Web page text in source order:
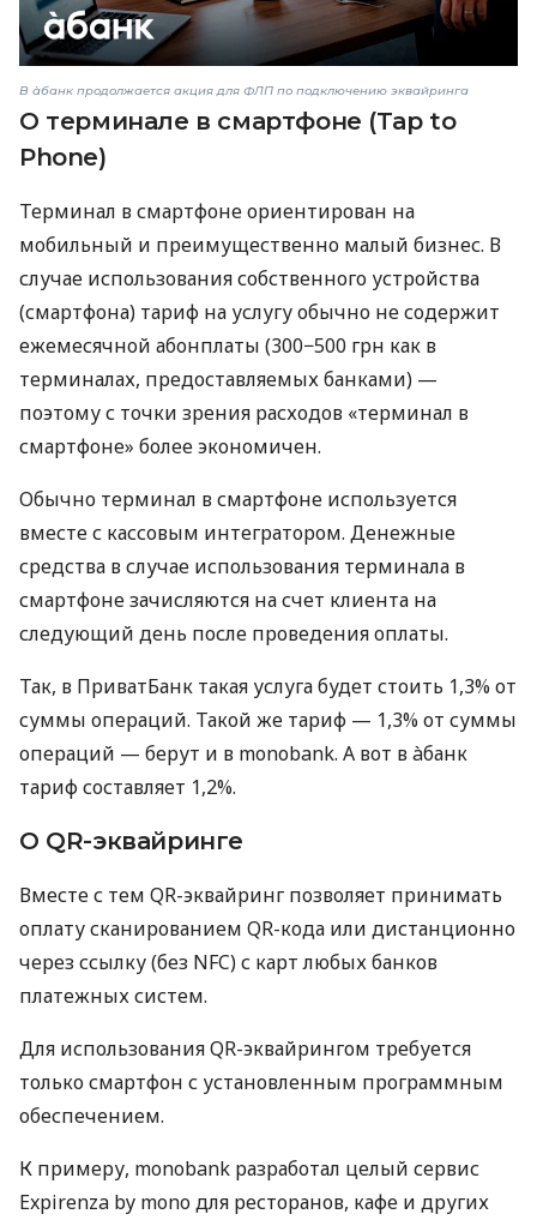
В àбанк продолжается акция для ФЛП по подключению эквайринга
О терминале в смартфоне (Tap to
Phone)
Терминал в смартфоне ориентирован на
мобильный и преимущественно малый бизнес. В
случае использования собственного устройства
(смартфона) тариф на услугу обычно не содержит
ежемесячной абонплаты (300−500 грн как в
терминалах, предоставляемых банками) —
поэтому с точки зрения расходов «терминал в
смартфоне» более экономичен.
Обычно терминал в смартфоне используется
вместе с кассовым интегратором. Денежные
средства в случае использования терминала в
смартфоне зачисляются на счет клиента на
следующий день после проведения оплаты.
Так, в ПриватБанк такая услуга будет стоить 1,3% от
суммы операций. Такой же тариф — 1,3% от суммы
операций — берут и в monobank. А вот в àбанк
тариф составляет 1,2%.
О QR-эквайринге
Вместе с тем QR-эквайринг позволяет принимать
оплату сканированием QR-кода или дистанционно
через ссылку (без NFC) с карт любых банков
платежных систем.
Для использования QR-эквайрингом требуется
только смартфон с установленным программным
обеспечением.
К примеру, monobank разработал целый сервис
Expirenza by mono для ресторанов, кафе и других